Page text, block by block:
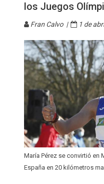
los Juegos
Fran Calvo | 1 de
María Pérez se convirtió en
España en 20 kilómetros